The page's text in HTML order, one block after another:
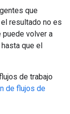
que
resultado no es
puede volver a
que el
de trabajo
de flujos de